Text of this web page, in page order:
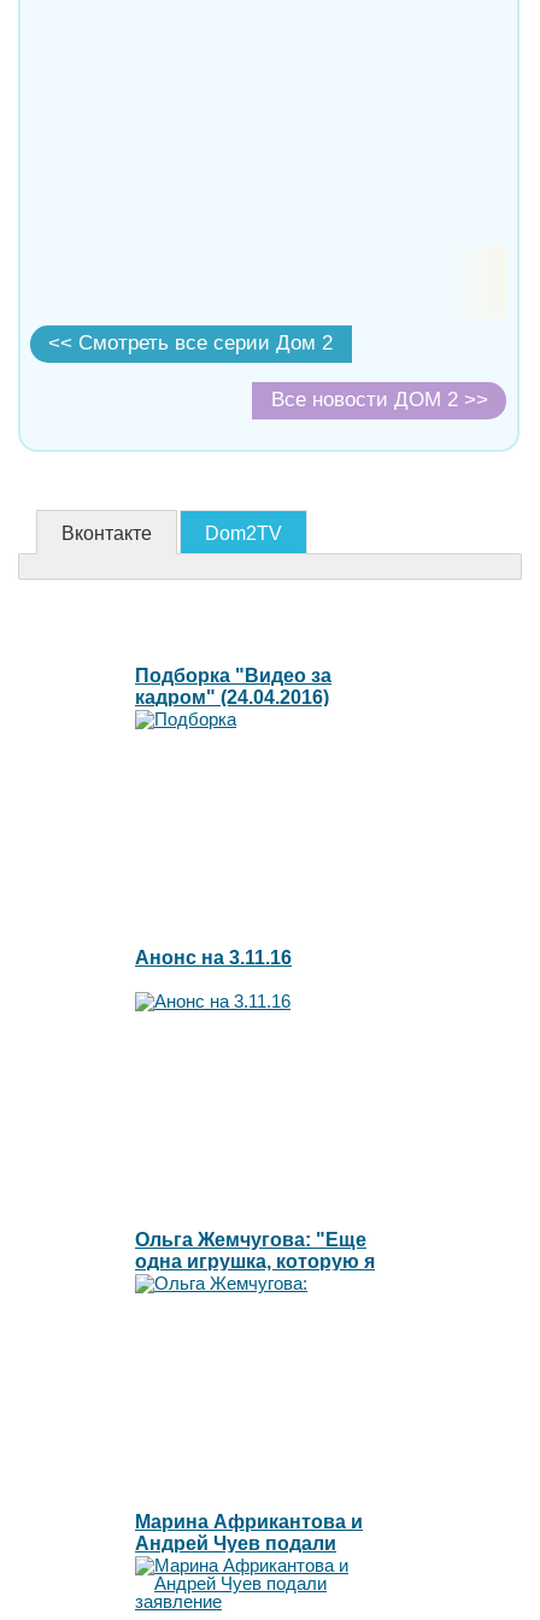
<< Смотреть все серии Дом 2
Все новости ДОМ 2 >>
Вконтакте Dom2TV
Подборка "Видео за
кадром" (24.04.2016)
Анонс на 3.11.16
Ольга Жемчугова: "Еще
одна игрушка, которую я
готова сжечь"l
Марина Африкантова и
Андрей Чуев подали
заявление